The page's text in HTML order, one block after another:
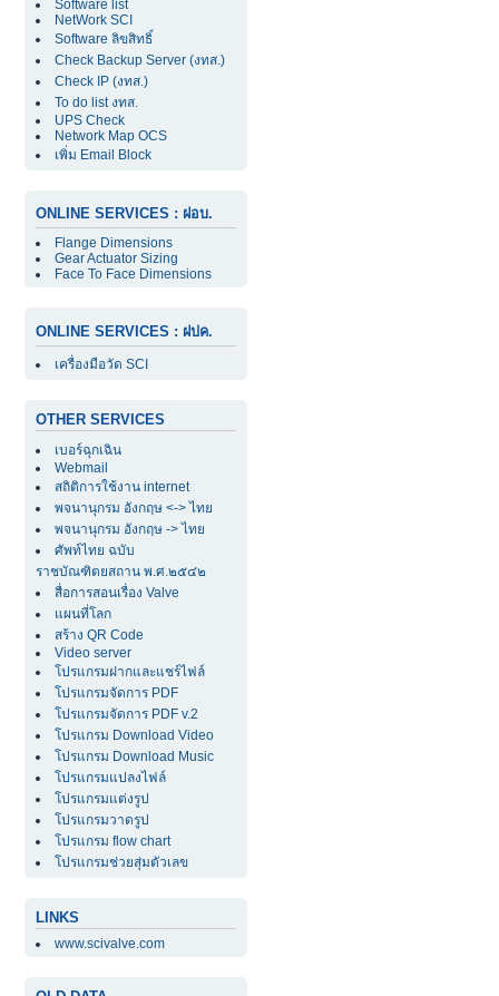
Software list
NetWork SCI
Software ลิขสิทธิ์
Check Backup Server (งทส.)
Check IP (งทส.)
To do list งทส.
UPS Check
Network Map OCS
เพิ่ม Email Block
ONLINE SERVICES : ฝอบ.
Flange Dimensions
Gear Actuator Sizing
Face To Face Dimensions
ONLINE SERVICES : ฝปค.
เครื่องมือวัด SCI
OTHER SERVICES
เบอร์ฉุกเฉิน
Webmail
สถิติการใช้งาน internet
พจนานุกรม อังกฤษ <-> ไทย
พจนานุกรม อังกฤษ -> ไทย
ศัพท์ไทย ฉบับ
ราชบัณฑิตยสถาน พ.ศ.๒๕๔๒
สื่อการสอนเรื่อง Valve
แผนที่โลก
สร้าง QR Code
Video server
โปรแกรมฝากและแชร์ไฟล์
โปรแกรมจัดการ PDF
โปรแกรมจัดการ PDF v.2
โปรแกรม Download Video
โปรแกรม Download Music
โปรแกรมแปลงไฟล์
โปรแกรมแต่งรูป
โปรแกรมวาดรูป
โปรแกรม flow chart
โปรแกรมช่วยสุ่มตัวเลข
LINKS
www.scivalve.com